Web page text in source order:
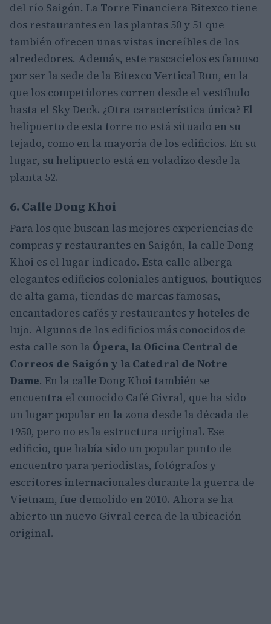
del río Saigón. La Torre Financiera Bitexco tiene
dos restaurantes en las plantas 50 y 51 que
también ofrecen unas vistas increíbles de los
alrededores. Además, este rascacielos es famoso
por ser la sede de la Bitexco Vertical Run, en la
que los competidores corren desde el vestíbulo
hasta el Sky Deck. ¿Otra característica única? El
helipuerto de esta torre no está situado en su
tejado, como en la mayoría de los edificios. En su
lugar, su helipuerto está en voladizo desde la
planta 52.
6. Calle Dong Khoi
Para los que buscan las mejores experiencias de
compras y restaurantes en Saigón, la calle Dong
Khoi es el lugar indicado. Esta calle alberga
elegantes edificios coloniales antiguos, boutiques
de alta gama, tiendas de marcas famosas,
encantadores cafés y restaurantes y hoteles de
lujo. Algunos de los edificios más conocidos de
esta calle son la Ópera, la Oficina Central de
Correos de Saigón y la Catedral de Notre
Dame. En la calle Dong Khoi también se
encuentra el conocido Café Givral, que ha sido
un lugar popular en la zona desde la década de
1950, pero no es la estructura original. Ese
edificio, que había sido un popular punto de
encuentro para periodistas, fotógrafos y
escritores internacionales durante la guerra de
Vietnam, fue demolido en 2010. Ahora se ha
abierto un nuevo Givral cerca de la ubicación
original.